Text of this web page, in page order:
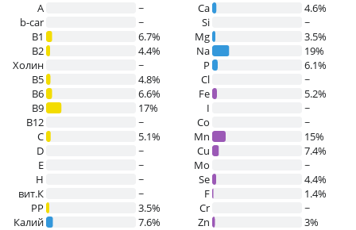
A
~
b-car
~
В1
6.7%
B2
4.4%
Холин
~
B5
4.8%
B6
6.6%
B9
17%
B12
~
C
5.1%
D
~
E
~
H
~
вит.К
~
PP
3.5%
Калий
7.6%
Ca
4.6%
Si
~
Mg
3.5%
Na
19%
P
6.1%
Cl
~
Fe
5.2%
I
~
Co
~
Mn
15%
Cu
7.4%
Mo
~
Se
4.4%
F
1.4%
Cr
~
Zn
3%